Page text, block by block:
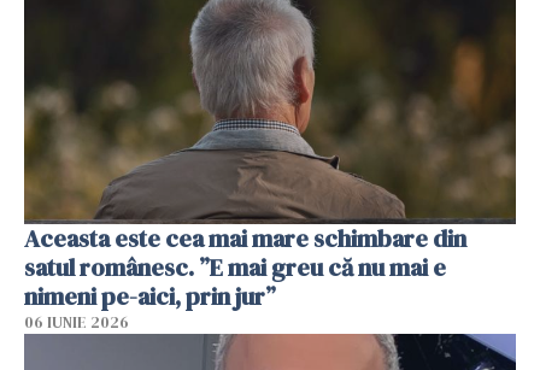
Aceasta este cea mai mare schimbare din
satul românesc. ”E mai greu că nu mai e
nimeni pe-aici, prin jur”
06 IUNIE 2026